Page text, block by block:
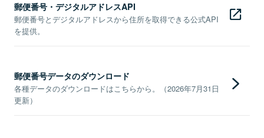
郵便番号・デジタルアドレスAPI
郵便番号とデジタルアドレスから住所を取得できる公式API
を提供。
郵便番号データのダウンロード
各種データのダウンロードはこちらから。（2026年7月31日
更新）